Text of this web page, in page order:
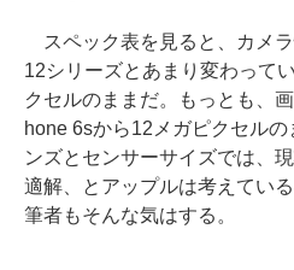
スペック表を見ると、カメ
12シリーズとあまり変わって
クセルのままだ。もっとも、
hone 6sから12メガピクセル
ンズとセンサーサイズでは、
適解、とアップルは考えてい
筆者もそんな気はする。